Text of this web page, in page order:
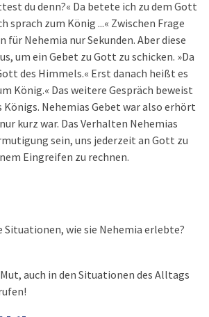
du denn?« Da betete ich zu dem Gott
sprach zum König ...« Zwischen Frage
Nehemia nur Sekunden. Aber diese
um ein Gebet zu Gott zu schicken. »Da
des Himmels.« Erst danach heißt es
König.« Das weitere Gespräch beweist
Königs. Nehemias Gebet war also erhört
kurz war. Das Verhalten Nehemias
sein, uns jederzeit an Gott zu
Eingreifen zu rechnen.
Situationen, wie sie Nehemia erlebte?
Mut, auch in den Situationen des Alltags